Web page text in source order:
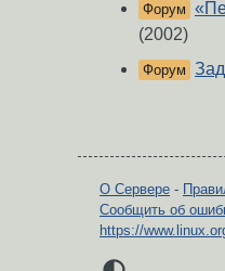
Форум
(2002)
Форум
О Сервере -
Сообщить об
https://